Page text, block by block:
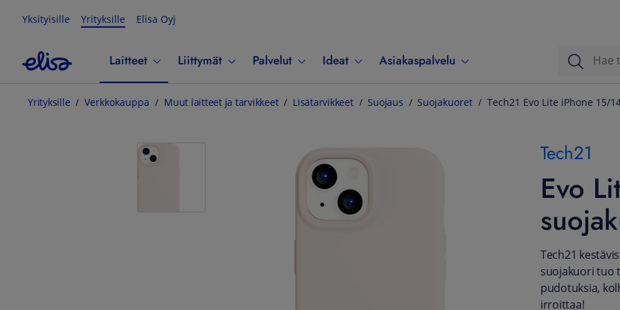
Yksityisille Yrityksille Elisa Oyj
Laitteet Liittymät Palvelut Ideat Asiakaspalvelu
Yrityksille Verkkokauppa Muut laitteet ja tarvikkeet Lisätarvikkeet Suojaus Suojakuoret Tech21 Evo Lite iPhone 15/
Tech21
Evo
Tech21
suojakuori tuo
pudotuksia,
irroittaa!